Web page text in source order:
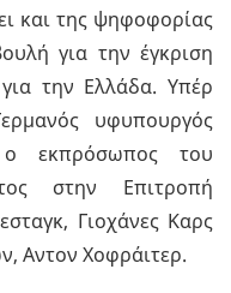
και της ψηφοφορίας
για την έγκριση
την Ελλάδα. Υπέρ
υφυπουργός
ο εκπρόσωπος του
στην Επιτροπή
Γιοχάνες Καρς
Αντον Χοφράιτερ.